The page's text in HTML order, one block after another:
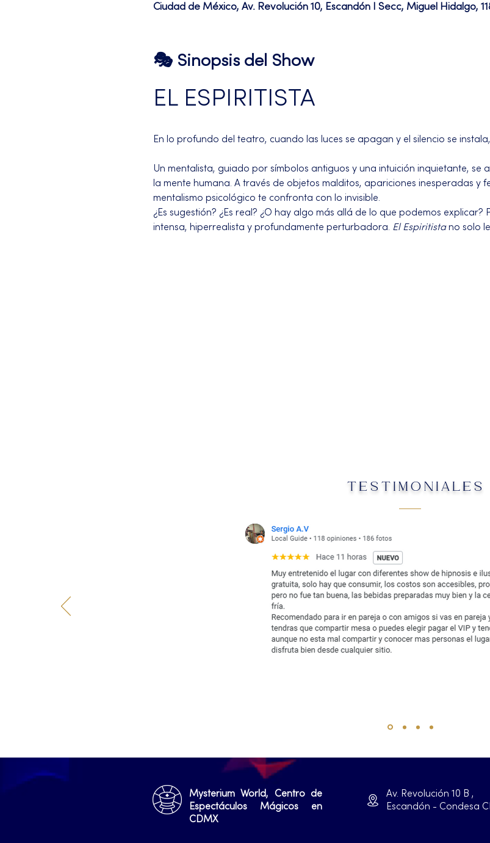
Ciudad de México, Av. Revolución 10, Escandón I Secc, Miguel Hidalgo,
🎭 Sinopsis del Show
EL ESPIRITISTA
En lo profundo del teatro, cuando las luces se apagan y el silencio se instala,
Un mentalista, guiado por símbolos antiguos y una intuición inquietante, se
la mente humana. A través de objetos malditos, apariciones inesperadas y
mentalismo psicológico te confronta con lo invisible.
¿Es sugestión? ¿Es real? ¿O hay algo más allá de lo que podemos
intensa, hiperrealista y profundamente perturbadora. El Espiritista no solo
TESTIMONIALES
Mysterium World, Centro de
Espectáculos Mágicos en
CDMX
Av. Revolución 10 B ,
Escandón - Condesa